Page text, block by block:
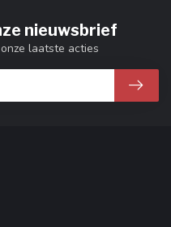
nieuwsbrief
laatste acties